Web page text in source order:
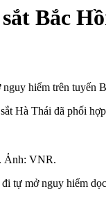
Bắc
hiểm trên tuyến
Hà Thái đã phối
Ảnh: VNR.
tự mở nguy hiểm